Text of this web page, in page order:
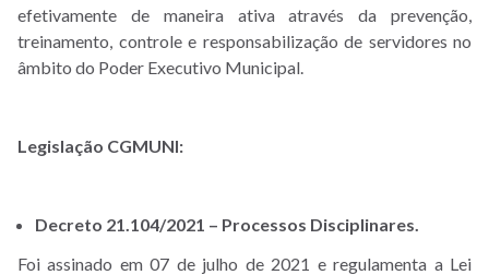
efetivamente de maneira ativa através da prevenção,
treinamento, controle e responsabilização de servidores no
âmbito do Poder Executivo Municipal.
Legislação CGMUNI:
Decreto 21.104/2021 – Processos Disciplinares.
Foi assinado em 07 de julho de 2021 e regulamenta a Lei